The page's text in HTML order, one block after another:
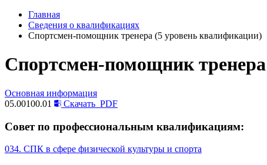
Главная
Сведения о квалификациях
Спортсмен-помощник тренера (5 уровень квалификации)
Спортсмен-помощник
Основная информация
05.00100.01
Скачать PDF
Совет по профессиональным квалификациям:
034. СПК в сфере физической культуры и спорта